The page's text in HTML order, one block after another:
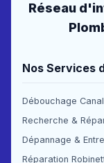
Réseau
Nos Services
Débouchage
Recherche &
Dépannage &
Réparation